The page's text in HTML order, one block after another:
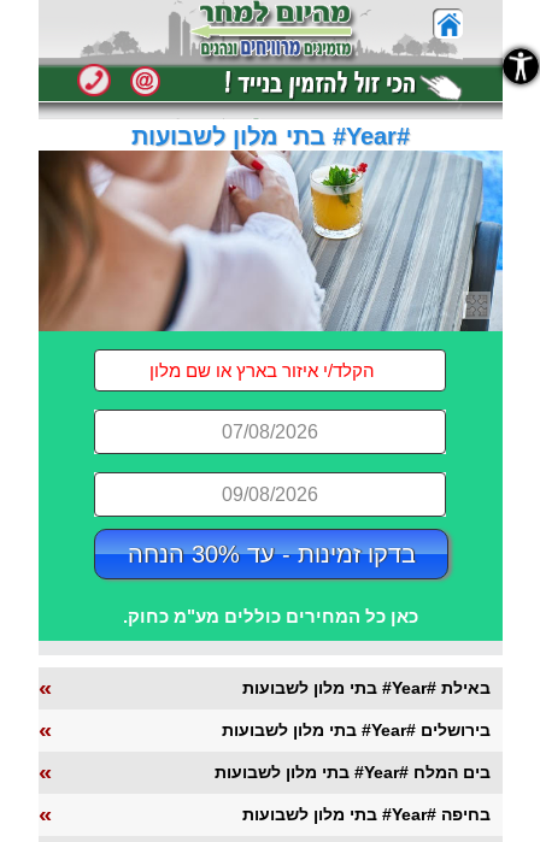
בתי מלון לשבועות #Year#
07/08/2026
09/08/2026
בדקו זמינות - עד 30% הנחה
כאן כל המחירים כוללים מע"מ כחוק.
« בתי מלון לשבועות #Year# באילת
« בתי מלון לשבועות #Year# בירושלים
« בתי מלון לשבועות #Year# בים המלח
« בתי מלון לשבועות #Year# בחיפה
נגישות